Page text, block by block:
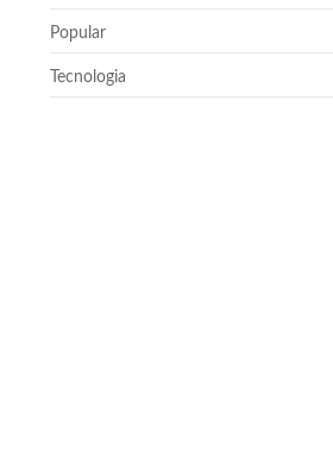
Popular
Tecnologia